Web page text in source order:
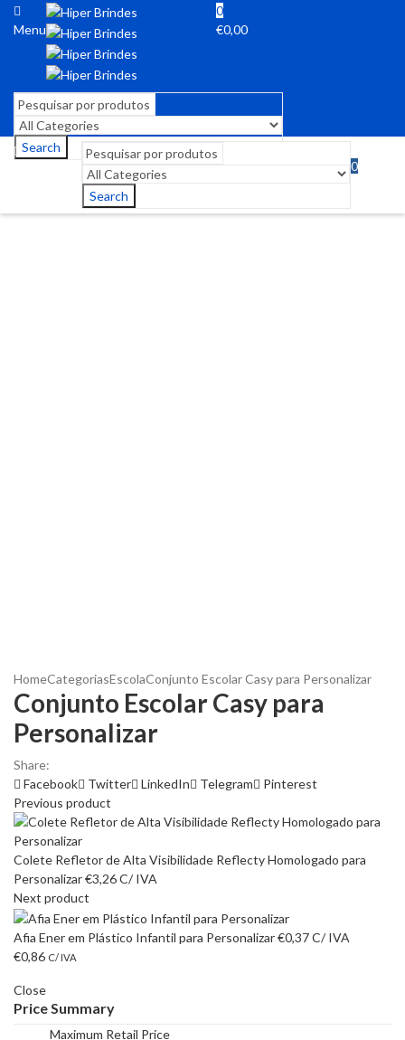
Menu
0
€0,00
Search
Search
0
HomeCategoriasEscolaConjunto Escolar Casy para Personalizar
Conjunto Escolar Casy para
Personalizar
Share:
Facebook
Twitter LinkedIn Telegram
Pinterest
Previous product
Colete Refletor de Alta Visibilidade Reflecty Homologado para
Personalizar€3,26C/ IVA
Next product
Afia Ener em Plástico Infantil para Personalizar€0,37C/ IVA
€0,86 C/ IVA
Close
Price Summary
Maximum Retail Price